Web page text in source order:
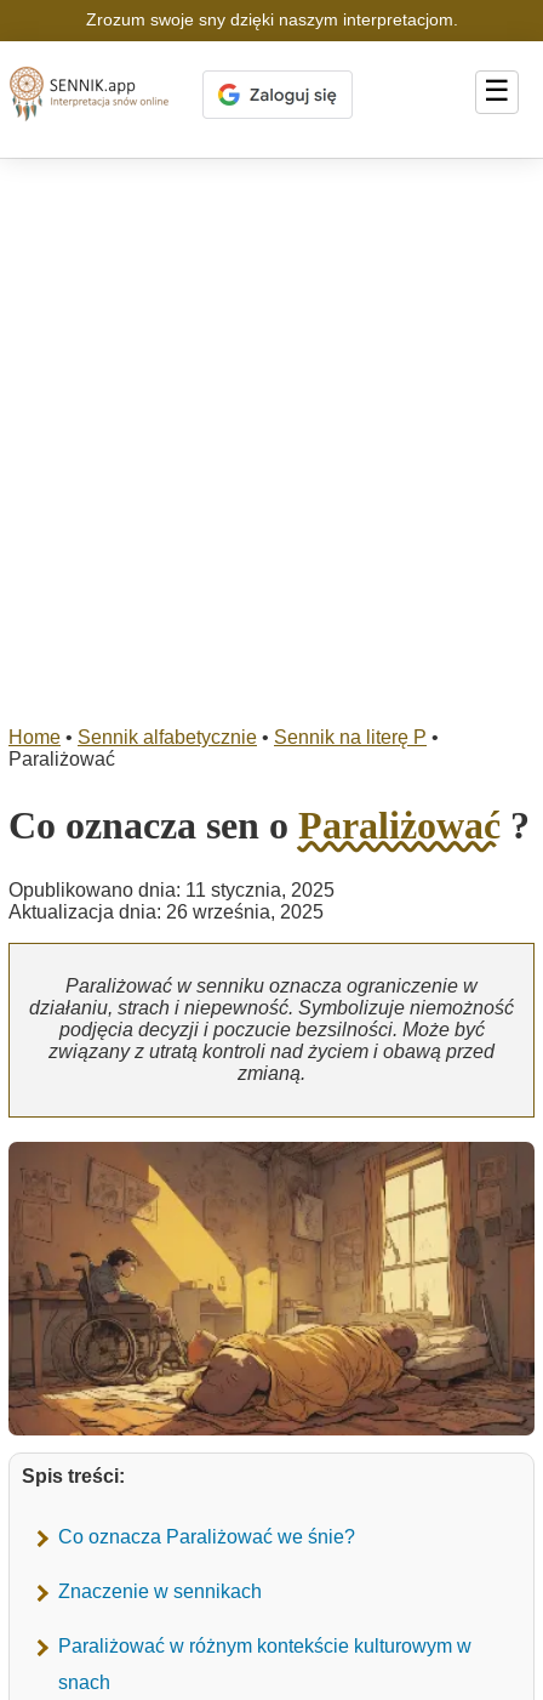
Zrozum swoje sny dzięki naszym interpretacjom.
☰
Home • Sennik alfabetycznie • Sennik na literę P •
Paraliżować
Co oznacza sen o Paraliżować ?
Opublikowano dnia: 11 stycznia, 2025
Aktualizacja dnia: 26 września, 2025
Paraliżować w senniku oznacza ograniczenie w
działaniu, strach i niepewność. Symbolizuje niemożność
podjęcia decyzji i poczucie bezsilności. Może być
związany z utratą kontroli nad życiem i obawą przed
zmianą.
Spis treści:
Co oznacza Paraliżować we śnie?
Znaczenie w sennikach
Paraliżować w różnym kontekście kulturowym w
snach